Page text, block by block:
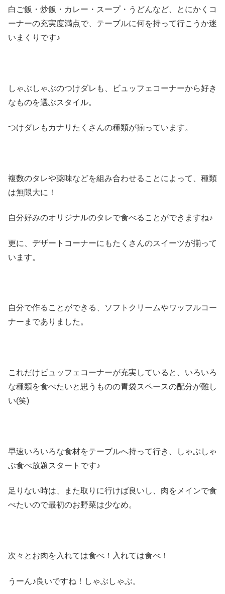
白ご飯・炒飯・カレー・スープ・うどんなど、とにかくコ
ーナーの充実度満点で、テーブルに何を持って行こうか迷
いまくりです♪
しゃぶしゃぶのつけダレも、ビュッフェコーナーから好き
なものを選ぶスタイル。
つけダレもカナリたくさんの種類が揃っています。
複数のタレや薬味などを組み合わせることによって、種類
は無限大に！
自分好みのオリジナルのタレで食べることができますね♪
更に、デザートコーナーにもたくさんのスイーツが揃って
います。
自分で作ることができる、ソフトクリームやワッフルコー
ナーまでありました。
これだけビュッフェコーナーが充実していると、いろいろ
な種類を食べたいと思うものの胃袋スペースの配分が難し
い(笑)
早速いろいろな食材をテーブルへ持って行き、しゃぶしゃ
ぶ食べ放題スタートです♪
足りない時は、また取りに行けば良いし、肉をメインで食
べたいので最初のお野菜は少なめ。
次々とお肉を入れては食べ！入れては食べ！
うーん♪良いですね！しゃぶしゃぶ。